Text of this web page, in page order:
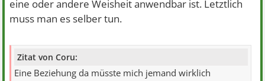
eine oder andere Weisheit anwendbar ist. Letztlich
muss man es selber tun.
Zitat von Coru:
Eine Beziehung da müsste mich jemand wirklich